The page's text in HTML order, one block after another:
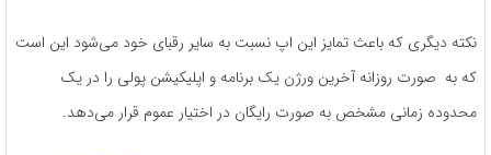
نکته دیگری که باعث تمایز این اپ نسبت به سایر رقبای خود می‌شود این است
که به ‌صورت روزانه آخرین ورژن یک برنامه و اپلیکیشن پولی را در یک
محدوده زمانی مشخص به ‌صورت رایگان در اختیار عموم قرار می‌دهد.